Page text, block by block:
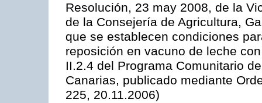
Resolución, 23 may 2008, de la
de la Consejería de Agricultura,
que se establecen condiciones
reposición en vacuno de leche
II.2.4 del Programa Comunitario
Canarias, publicado mediante
225, 20.11.2006)